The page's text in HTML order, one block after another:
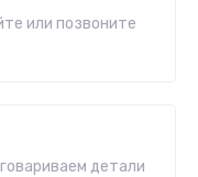
или позвоните
детали